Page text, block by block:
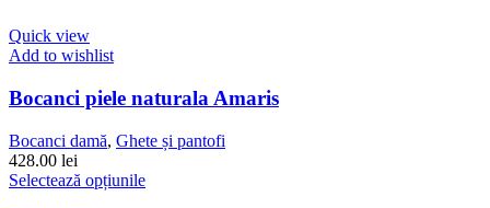
Opțiunile
pot
fi
alese
pagina
Quick view
Add to wishlist
Bocanci piele naturala Amaris
Bocanci damă, Ghete și pantofi
428.00 lei
Selectează opțiunileAcest